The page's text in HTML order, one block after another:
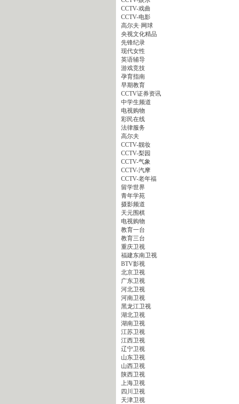
CCTV-戏曲
CCTV-电影
高尔夫·网球
央视文化精品
先锋纪录
现代女性
英语辅导
游戏竞技
孕育指南
早期教育
CCTV证券资讯
中学生频道
电视购物
彩民在线
法律服务
高尔夫
CCTV-靓妆
CCTV-梨园
CCTV-气象
CCTV-汽摩
CCTV-老年福
留学世界
青年学苑
摄影频道
天元围棋
电视购物
教育一台
教育三台
重庆卫视
福建东南卫视
BTV影视
北京卫视
广东卫视
河北卫视
河南卫视
黑龙江卫视
湖北卫视
湖南卫视
江苏卫视
江西卫视
辽宁卫视
山东卫视
山西卫视
陕西卫视
上海卫视
四川卫视
天津卫视